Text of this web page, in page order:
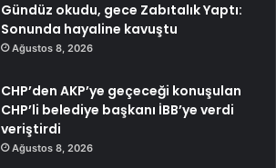
Gündüz okudu, gece Zabıtalık Yaptı:
Sonunda hayaline kavuştu
Ağustos 8, 2026
CHP’den AKP’ye geçeceği konuşulan
CHP’li belediye başkanı İBB’ye verdi
veriştirdi
Ağustos 8, 2026